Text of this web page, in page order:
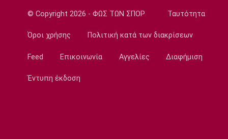
Ποδόσφαιρο - Διεθνή
19:22
Champions League
19:03
© Copyright 2026 - ΦΩΣ ΤΩΝ ΣΠΟΡ Ταυτότητα
Όροι χρήσης Πολιτική κατά των διακρίσεων
Feed Επικοινωνία Αγγελίες Διαφήμιση
Έντυπη έκδοση